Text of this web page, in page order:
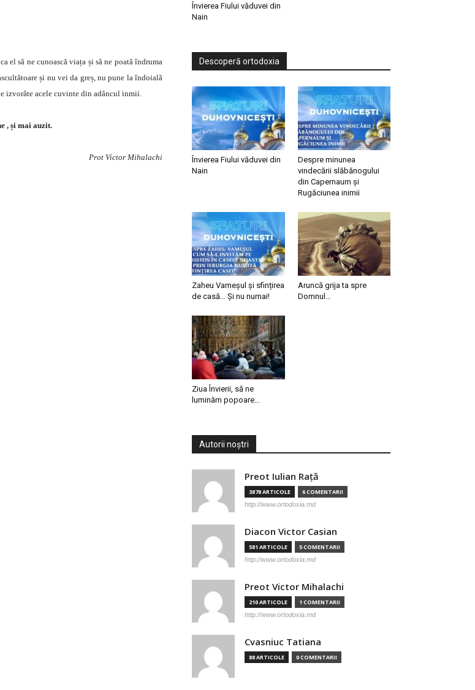
el să ne cunoască viața și să ne poată îndruma
și nu vei da greș, nu pune la îndoială
izvorâte acele cuvinte din adâncul inmii.
, și mai auzit.
Prot Victor Mihalachi
Învierea Fiului văduvei din
Nain
Descoperă ortodoxia
Învierea Fiului văduvei din
Nain
Despre minunea
vindecării slăbănogului
din Capernaum și
Rugăciunea inimii
Zaheu Vameșul și sfințirea
de casă… Și nu numai!
Aruncă grija ta spre
Domnul…
Ziua Învierii, să ne
luminăm popoare…
Autorii noștri
Preot Iulian Raţă
3878 ARTICOLE 6 COMENTARII
http://www.ortodoxia.md
Diacon Victor Casian
581 ARTICOLE 5 COMENTARII
http://www.ortodoxia.md
Preot Victor Mihalachi
210 ARTICOLE 1 COMENTARII
http://www.ortodoxia.md
Cvasniuc Tatiana
88 ARTICOLE 0 COMENTARII